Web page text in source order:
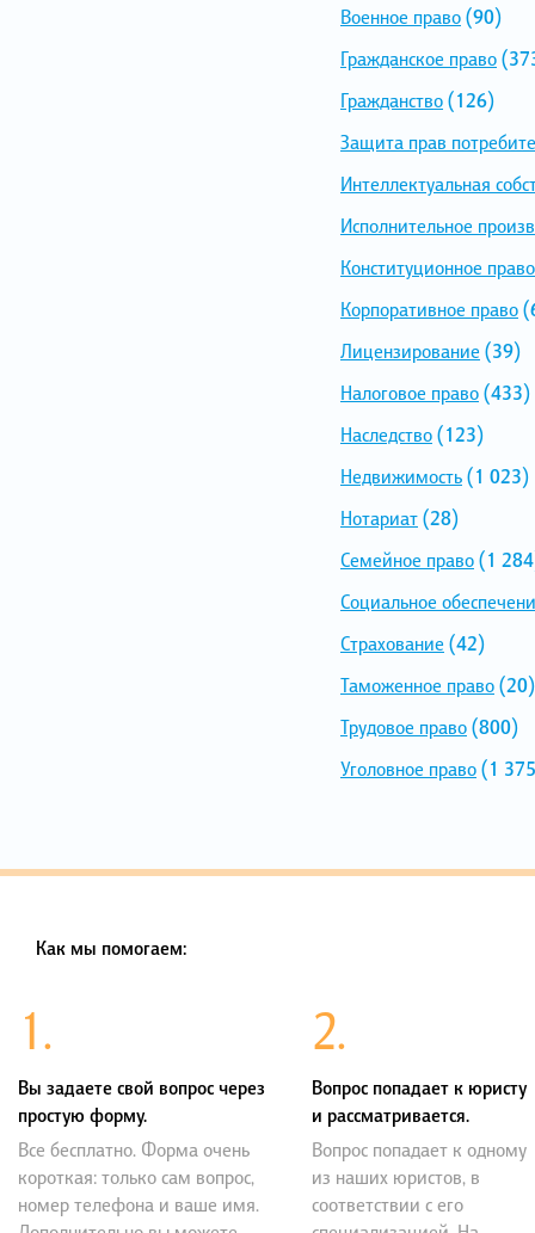
Военное право(90)
Гражданское право
Гражданство(126)
Защита прав
Интеллектуальная
Исполнительное
Конституционное право
Корпоративное право
Лицензирование (39)
Налоговое право(433)
Наследство(123)
Недвижимость(1 023)
Нотариат(28)
Семейное право(1
Социальное
Страхование (42)
Таможенное право(20)
Трудовое право(800)
Уголовное право(1
Как мы помогаем:
1.
Вы задаете свой вопрос через
простую форму.
Все бесплатно. Форма очень
короткая: только сам вопрос,
номер телефона и ваше имя.
2.
Вопрос попадает к юристу
и рассматривается.
Вопрос попадает к одному
из наших юристов, в
соответствии с его